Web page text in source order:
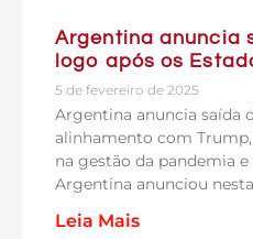
Argentina anuncia
logo após os
5 de fevereiro de 2025
Argentina anuncia saída
alinhamento com
na gestão da pandemia
Argentina anunciou
Leia Mais